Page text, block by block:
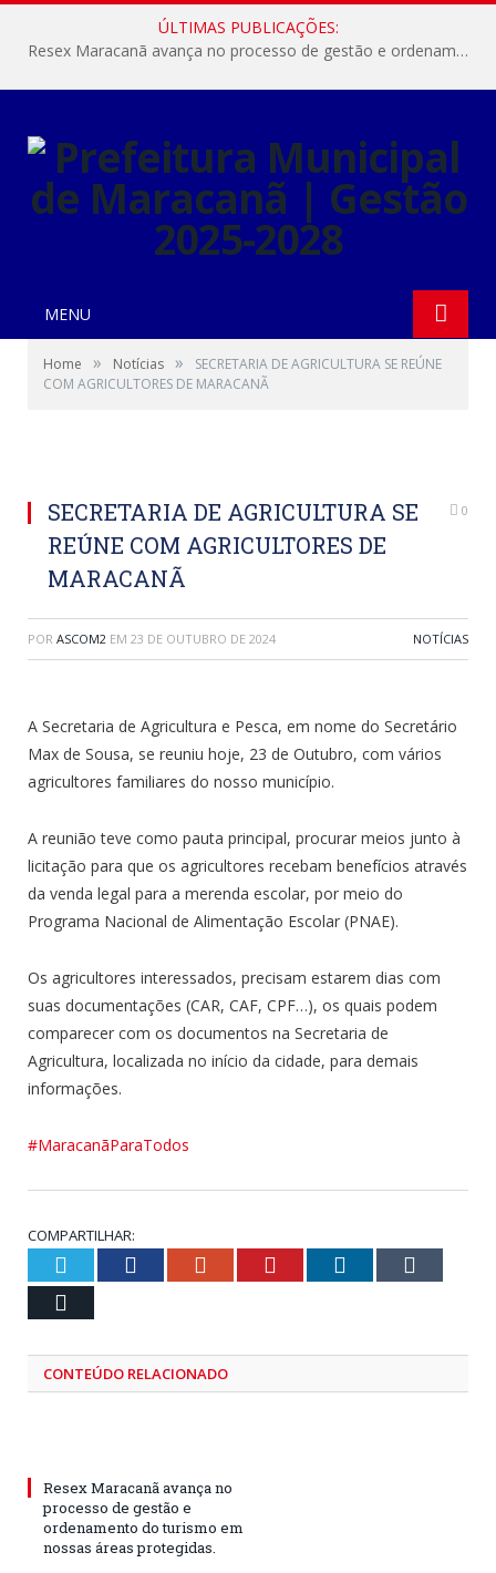
ÚLTIMAS PUBLICAÇÕES:
Resex Maracanã avança no processo de gestão e ordenamento do turismo em nossas áreas protegidas.
MENU
Home » Notícias »
SECRETARIA DE AGRICULTURA SE REÚNE
COM AGRICULTORES DE MARACANÃ
SECRETARIA DE AGRICULTURA SE
REÚNE COM AGRICULTORES DE
MARACANÃ
0
POR ASCOM2 EM 23 DE OUTUBRO DE 2024 NOTÍCIAS
A Secretaria de Agricultura e Pesca, em nome do Secretário
Max de Sousa, se reuniu hoje, 23 de Outubro, com vários
agricultores familiares do nosso município.
A reunião teve como pauta principal, procurar meios junto à
licitação para que os agricultores recebam benefícios através
da venda legal para a merenda escolar, por meio do
Programa Nacional de Alimentação Escolar (PNAE).
Os agricultores interessados, precisam estarem dias com
suas documentações (CAR, CAF, CPF…), os quais podem
comparecer com os documentos na Secretaria de
Agricultura, localizada no início da cidade, para demais
informações.
#MaracanãParaTodos
COMPARTILHAR:
Twitter Facebook Google+ Pinterest LinkedIn
CONTEÚDO RELACIONADO
Resex Maracanã avança no
processo de gestão e
ordenamento do turismo em
nossas áreas protegidas.